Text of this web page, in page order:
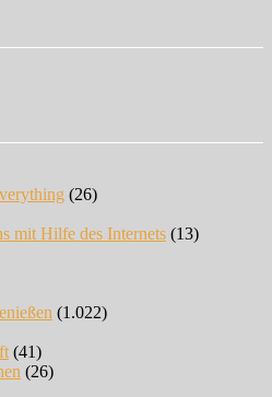
(26)
mit Hilfe des Internets (13)
(1.022)
(41)
(26)